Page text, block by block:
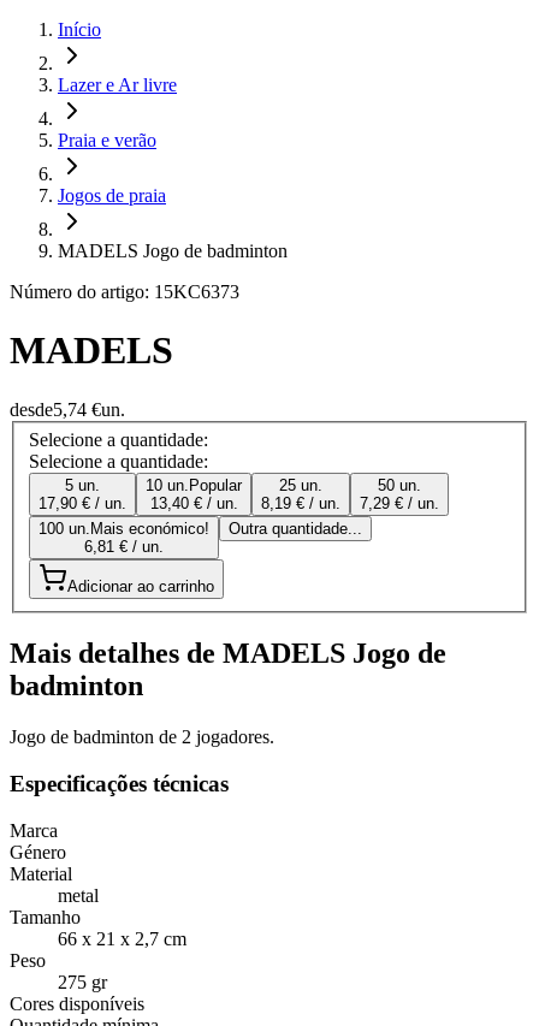
Início
Lazer e Ar livre
Praia e verão
Jogos de praia
MADELS Jogo de badminton
Número do artigo: 15KC6373
MADELS
desde5,74 €un.
Selecione a quantidade:
Selecione a quantidade:
5 un.
17,90 € / un.
10 un. Popular
13,40 € / un.
25 un.
8,19 € / un.
50 un.
7,29 € / un.
100 un. Mais económico!
6,81 € / un.
Outra quantidade...
Adicionar ao carrinho
Mais detalhes de MADELS Jogo de
badminton
Jogo de badminton de 2 jogadores.
Especificações técnicas
Marca
Género
Material
metal
Tamanho
66 x 21 x 2,7 cm
Peso
275 gr
Cores disponíveis